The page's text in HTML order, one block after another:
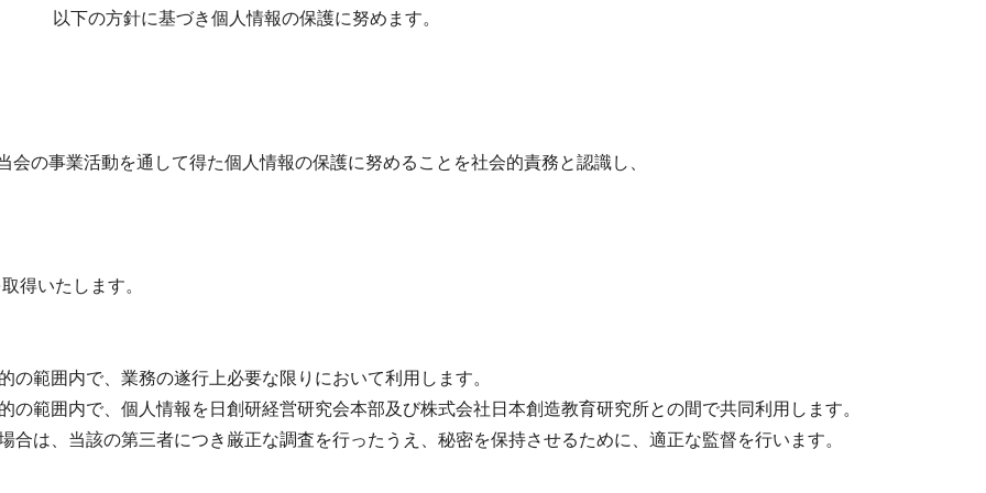
以下の方針に基づき個人情報の保護に努めます。
の事業活動を通して得た個人情報の保護に努めることを社会的責務と認識し、
得いたします。
範囲内で、業務の遂行上必要な限りにおいて利用します。
範囲内で、個人情報を日創研経営研究会本部及び株式会社日本創造教育研究所との間で共同利用します。
は、当該の第三者につき厳正な調査を行ったうえ、秘密を保持させるために、適正な監督を行います。